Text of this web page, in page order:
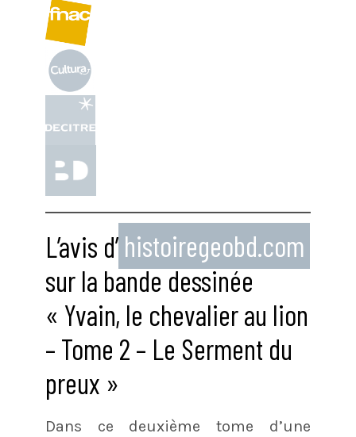
L’avis d’ histoiregeobd.com
sur la bande dessinée
« Yvain, le chevalier au lion
– Tome 2 – Le Serment du
preux »
Dans ce deuxième tome d’une